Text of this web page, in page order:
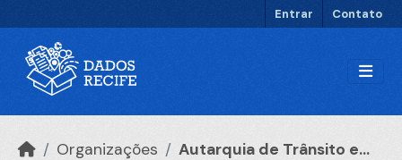
Entrar Contato
Organizações Autarquia de Trânsito e...